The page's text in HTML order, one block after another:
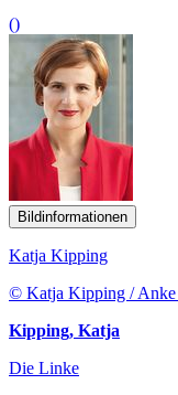
()
Bildinformationen
Katja Kipping
© Katja Kipping /
Kipping, Katja
Die Linke